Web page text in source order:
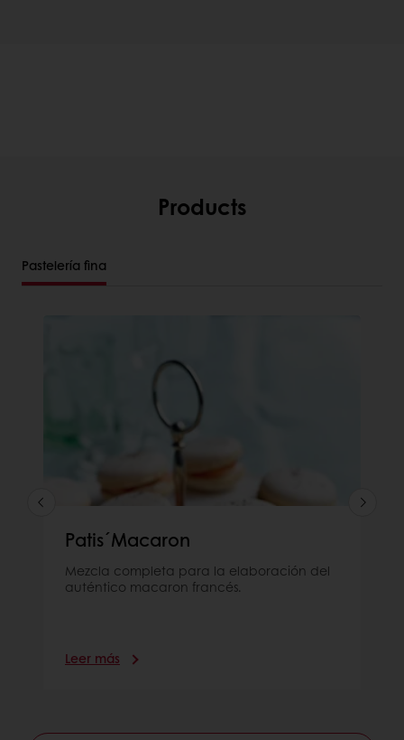
Products
Pastelería fina
Patis´Macaron
Mezcla completa para la elaboración del
auténtico macaron francés.
Leer más